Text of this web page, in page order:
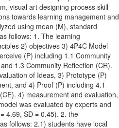
visual art designing process skill
towards learning management and
using mean (M), standard
follows: 1. The learning
2) objectives 3) 4P4C Model
(P) including 1.1 Community
1.3 Community Reflection (CR).
of Ideas, 3) Prototype (P)
and 4) Proof (P) including 4.1
4) measurement and evaluation,
was evaluated by experts and
4.69, SD = 0.45). 2. the
follows: 2.1) students have local